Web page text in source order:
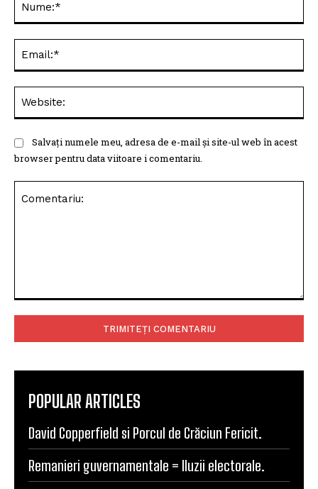
Salvați numele meu, adresa de e-mail și site-ul web în acest
browser pentru data viitoare i comentariu.
POPULAR ARTICLES
David Copperfield si Porcul de Crăciun Fericit.
Remanieri guvernamentale = Iluzii electorale.